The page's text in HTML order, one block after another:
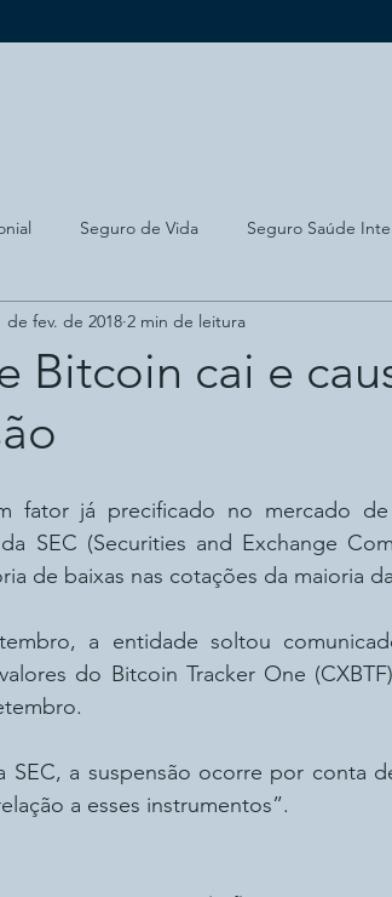
Seguro de Vida Seguro Saúde
Imobiliário Bitcoin
Bitcoin cai e
de fev. de 2018 2 min de leitura
fator já precificado no mercado
SEC (Securities and Exchange
de baixas nas cotações da maioria
a entidade soltou
do Bitcoin Tracker One
SEC, a suspensão ocorre por conta
a esses instrumentos”.